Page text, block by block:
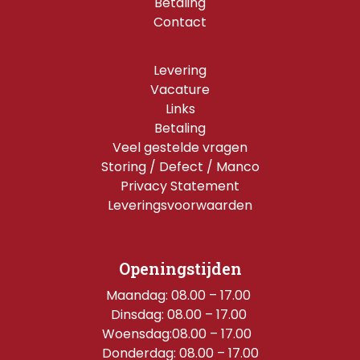
Contact
Levering
Vacature
Links
Betaling
Veel gestelde vragen
Storing / Defect / Manco
Privacy Statement
Leveringsvoorwaarden
Openingstijden
Maandag: 08.00 – 17.00
Dinsdag: 08.00 – 17.00
Woensdag:08.00 – 17.00
Donderdag: 08.00 – 17.00